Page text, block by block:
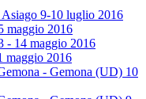
9-10 luglio 2016
maggio 2016
- 14 maggio 2016
maggio 2016
- Gemona (UD) 10